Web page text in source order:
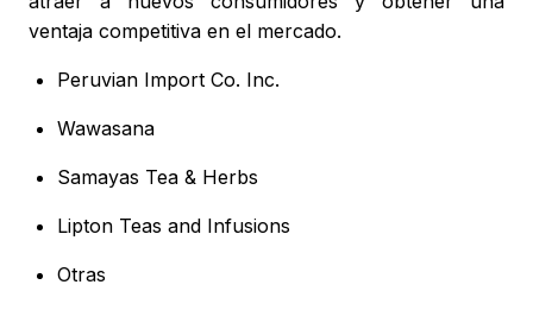
ventaja competitiva en el mercado.
Peruvian Import Co. Inc.
Wawasana
Samayas Tea & Herbs
Lipton Teas and Infusions
Otras